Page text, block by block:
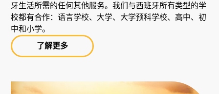
牙生活所需的任何其他服务。我们与西班牙所有类型的学
校都有合作：语言学校、大学、大学预科学校、高中、初
中和小学。
了解更多